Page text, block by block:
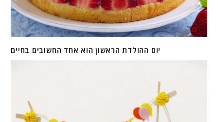
יום ההולדת הראשון הוא אחד החשובים בחיים